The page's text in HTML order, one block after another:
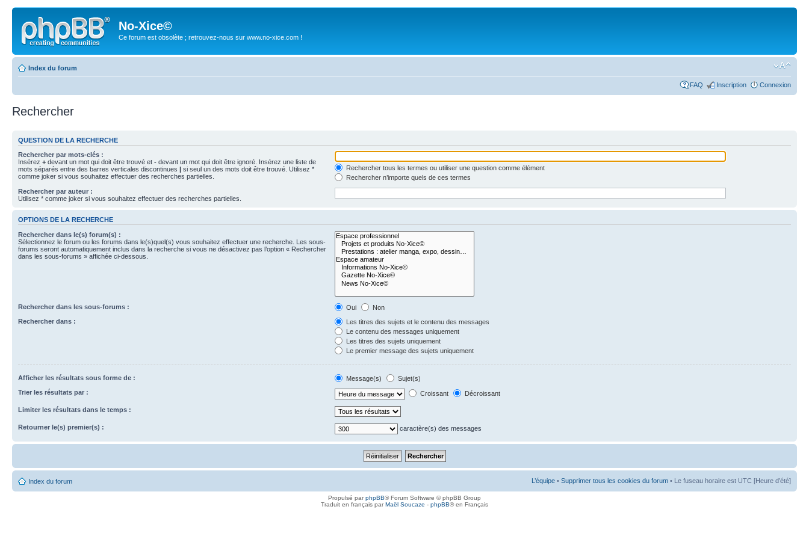
No-Xice©
Ce forum est obsolète ; retrouvez-nous sur www.no-xice.com !
Index du forum
FAQ Inscription Connexion
Rechercher
QUESTION DE LA RECHERCHE
Rechercher par mots-clés :
Insérez + devant un mot qui doit être trouvé et - devant un mot qui doit être ignoré. Insérez une liste de
mots séparés entre des barres verticales discontinues | si seul un des mots doit être trouvé. Utilisez *
comme joker si vous souhaitez effectuer des recherches partielles.
Rechercher tous les termes ou utiliser une question comme élément
Rechercher n’importe quels de ces termes
Rechercher par auteur :
Utilisez * comme joker si vous souhaitez effectuer des recherches partielles.
OPTIONS DE LA RECHERCHE
Rechercher dans le(s) forum(s) :
Sélectionnez le forum ou les forums dans le(s)quel(s) vous souhaitez effectuer une recherche. Les sous-
forums seront automatiquement inclus dans la recherche si vous ne désactivez pas l’option « Rechercher
dans les sous-forums » affichée ci-dessous.
Rechercher dans les sous-forums : Oui
Non
Rechercher dans :
Les titres des sujets et le contenu des messages
Le contenu des messages uniquement
Les titres des sujets uniquement
Le premier message des sujets uniquement
Afficher les résultats sous forme de : Message(s)
Sujet(s)
Trier les résultats par :
Croissant Décroissant
Limiter les résultats dans le temps :
Retourner le(s) premier(s) : caractère(s) des messages
Index du forum L’équipe • Supprimer tous les cookies du forum • Le fuseau horaire est UTC [Heure d’été]
Propulsé parphpBB® Forum Software © phpBB Group
Traduit en français parMaël Soucaze - phpBB® en Français